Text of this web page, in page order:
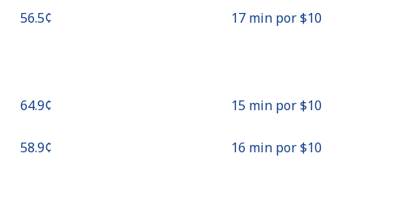
⁦56.5¢⁩ 17 min por ⁦$10⁩
⁦64.9¢⁩ 15 min por ⁦$10⁩
⁦58.9¢⁩ 16 min por ⁦$10⁩